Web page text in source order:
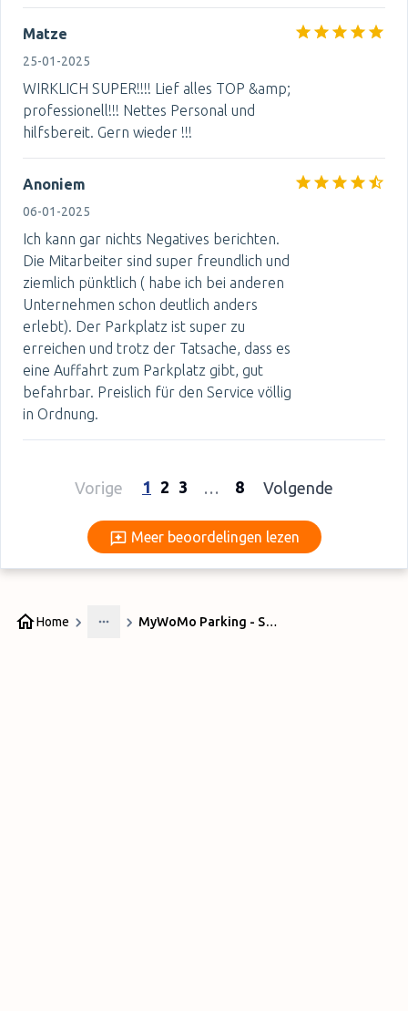
Matze
25-01-2025
WIRKLICH SUPER!!!! Lief alles TOP &amp;
professionell!!! Nettes Personal und
hilfsbereit. Gern wieder !!!
Anoniem
06-01-2025
Ich kann gar nichts Negatives berichten.
Die Mitarbeiter sind super freundlich und
ziemlich pünktlich ( habe ich bei anderen
Unternehmen schon deutlich anders
erlebt). Der Parkplatz ist super zu
erreichen und trotz der Tatsache, dass es
eine Auffahrt zum Parkplatz gibt, gut
befahrbar. Preislich für den Service völlig
in Ordnung.
Vorige 1 2 3 … 8 Volgende
Meer beoordelingen lezen
Meer beoordelingen lezen
Home
More
MyWoMo Parking - Shuttle